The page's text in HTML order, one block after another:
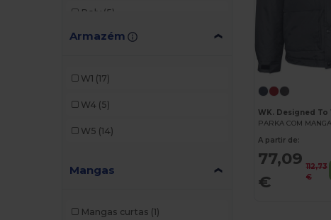
Roly (5)
Velilla (1)
Armazém
W1 (17)
W4 (5)
W5 (14)
Mangas
Mangas curtas (1)
WK. Designed To
PARKA COM
A partir de:
77,09
€
112,73
€